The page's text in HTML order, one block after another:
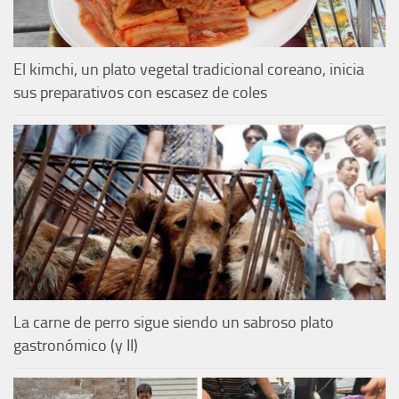
El kimchi, un plato vegetal tradicional coreano, inicia
sus preparativos con escasez de coles
La carne de perro sigue siendo un sabroso plato
gastronómico (y II)